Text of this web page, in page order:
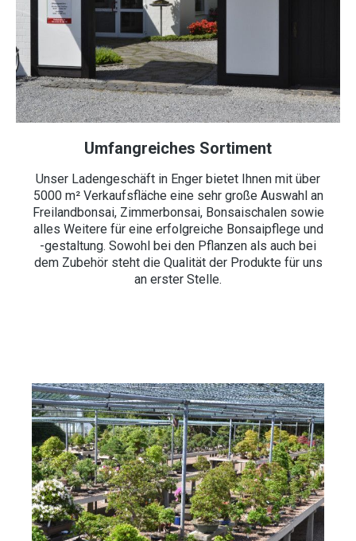
Umfangreiches Sortiment
Unser Ladengeschäft in Enger bietet Ihnen mit über
5000 m² Verkaufsfläche eine sehr große Auswahl an
Freilandbonsai, Zimmerbonsai, Bonsaischalen sowie
alles Weitere für eine erfolgreiche Bonsaipflege und
-gestaltung. Sowohl bei den Pflanzen als auch bei
dem Zubehör steht die Qualität der Produkte für uns
an erster Stelle.